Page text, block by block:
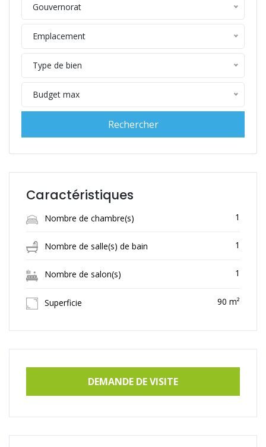
Gouvernorat
Emplacement
Type de bien
Budget max
Caractéristiques
Nombre de chambre(s) 1
Nombre de salle(s) de bain 1
Nombre de salon(s) 1
Superficie 90 m²
DEMANDE DE VISITE